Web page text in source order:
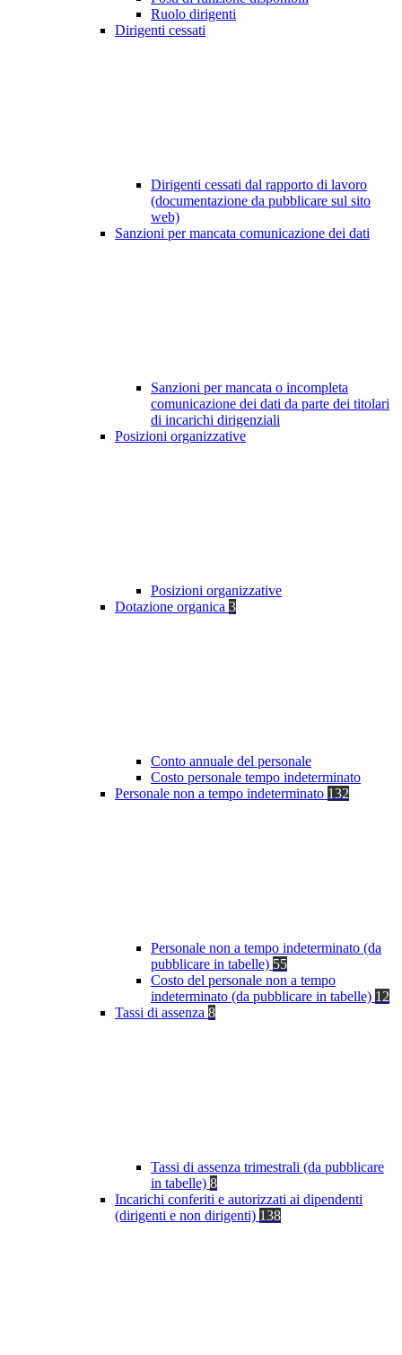
Ruolo dirigenti
Dirigenti cessati
Dirigenti cessati dal rapporto di lavoro
(documentazione da pubblicare sul sito
web)
Sanzioni per mancata comunicazione dei dati
Sanzioni per mancata o incompleta
comunicazione dei dati da parte dei titolari
di incarichi dirigenziali
Posizioni organizzative
Posizioni organizzative
Dotazione organica 3
Conto annuale del personale
Costo personale tempo indeterminato
Personale non a tempo indeterminato 132
Personale non a tempo indeterminato (da
pubblicare in tabelle) 55
Costo del personale non a tempo
indeterminato (da pubblicare in tabelle) 12
Tassi di assenza 8
Tassi di assenza trimestrali (da pubblicare
in tabelle) 8
Incarichi conferiti e autorizzati ai dipendenti
(dirigenti e non dirigenti) 138